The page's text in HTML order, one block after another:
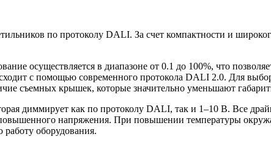
по протоколу DALI. За счет компактности и
осуществляется в диапазоне от 0.1 до 100%, что
с помощью современного протокола DALI 2.0. Для
съемных крышек, которые значительно уменьшают
диммирует как по протоколу DALI, так и 1–10 В. Все
напряжения. При повышении температуры
оборудования.